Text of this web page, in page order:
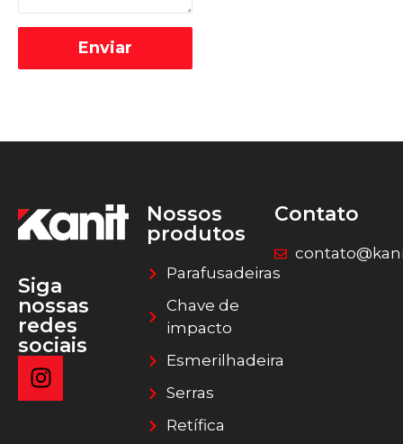
Siga
nossas
redes
sociais
Nossos
produtos
Parafusadeiras
Chave de
impacto
Esmerilhadeira
Serras
Retífica
Contato